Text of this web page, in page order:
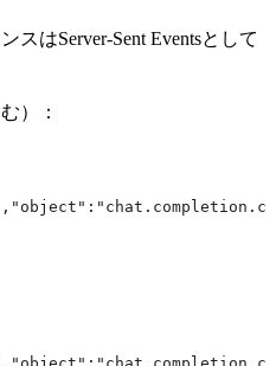
スはServer-Sent Eventsとして
）：